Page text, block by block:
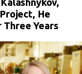
He
Three Years